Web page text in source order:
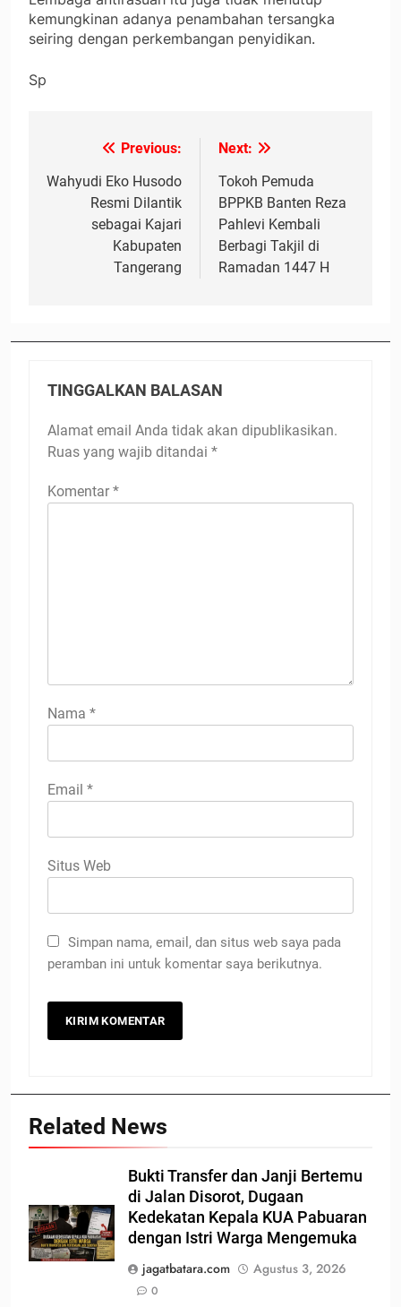
kemungkinan adanya penambahan tersangka
seiring dengan perkembangan penyidikan.
Sp
Navigasi
pos
Previous:
Wahyudi Eko Husodo
Resmi Dilantik
sebagai Kajari
Kabupaten
Tangerang
Next:
Tokoh Pemuda
BPPKB Banten Reza
Pahlevi Kembali
Berbagi Takjil di
Ramadan 1447 H
TINGGALKAN BALASAN
Alamat email Anda tidak akan dipublikasikan.
Ruas yang wajib ditandai *
Komentar *
Nama *
Email *
Situs Web
Simpan nama, email, dan situs web saya pada
peramban ini untuk komentar saya berikutnya.
Related News
Bukti Transfer dan Janji Bertemu
di Jalan Disorot, Dugaan
Kedekatan Kepala KUA Pabuaran
dengan Istri Warga Mengemuka
jagatbatara.com
Agustus 3, 2026
0